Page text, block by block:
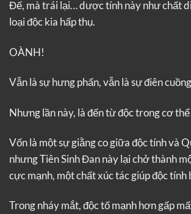
Đế, mà trái lại… dược tính này như chất
loại độc kia hấp thụ.
OÀNH!
Vẫn là sự hưng phấn, vẫn là sự điên
Nhưng lần này, là đến từ độc trong cơ
Vốn là một sự giằng co giữa độc tính và
nhưng Tiên Sinh Đan này lại chở thành
cực mạnh, một chất xúc tác giúp độc tính
Trong nháy mắt, độc tố mạnh hơn gấp